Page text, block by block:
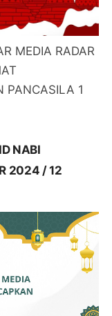
MEDIA RADAR
PANCASILA 1
NABI
2024 / 12